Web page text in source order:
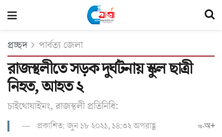
প্রচ্ছদ পার্বত্য জেলা
রাজস্থলীতে সড়ক দুর্ঘটনায় স্কুল ছাত্রী
নিহত, আহত ২
চাইথোযাইমং, রাজস্থলী প্রতিনিধি:
প্রকাশিত: জুন ১৮ ২০২১, ১৪:৩২ অপরাহ্ণ অ-অ+